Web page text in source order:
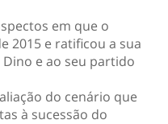
em que o
2015 e ratificou a sua
e ao seu partido
do cenário que
à sucessão do